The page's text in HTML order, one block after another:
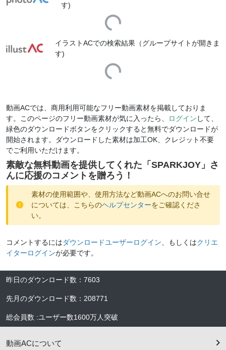
す)
Loading...
イラストACでの検索結果（グループサイトが開きま
す)
Loading...
動画ACでは、商用利用可能なフリー動画素材を掲載しておりま
す。このページのフリー動画素材が気に入ったら、
ログイン して、
緑色のダウンロードボタンをクリックすると無料でダウンロードが
開始されます。ダウンロードした素材は加工OK、クレジット不要
でご利用いただけます。
素敵な無料動画を提供してくれた「 SPARKJOY 」さ
んに応援のコメントを贈ろう！
素材の使用範囲や、使用方法など動画ACへのお問い合せ
については、こちらのヘルプセンターをご確認くださ
い。
コメントするにはダウンロードユーザーログイン 、もしくはクリエ
イターログインが必要です。
昨日のダウンロード数 ： 7603
先月のダウンロード数 ： 208771
総会員数 :ユーザー数1600万人 突破
動画ACについて